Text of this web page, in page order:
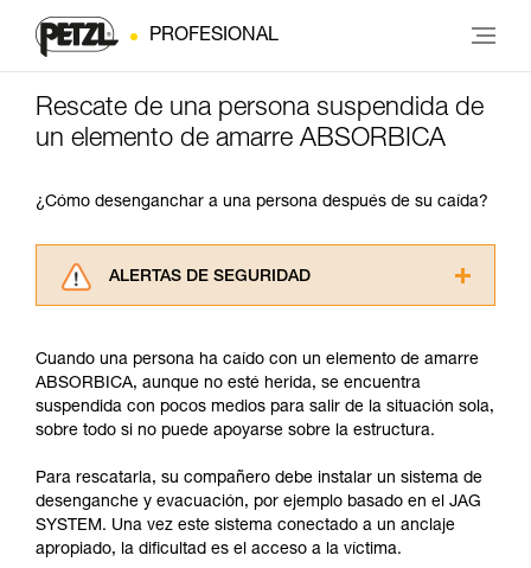
PROFESIONAL
Rescate de una persona suspendida de
un elemento de amarre ABSORBICA
¿Cómo desenganchar a una persona después de su caída?
ALERTAS DE SEGURIDAD
consultarlo. Usted debe comprender la
información de la ficha técnica para poder
comprender este complemento informativo.
Dominar estas técnicas requiere una formación
través de un profesional su capacidad para
ejecutar estas técnicas, solo y con total
seguridad, antes de ejecutarlas de forma
autónoma.
Cuando una persona ha caído con un elemento de amarre
ABSORBICA, aunque no esté herida, se encuentra
suspendida con pocos medios para salir de la situación sola,
sobre todo si no puede apoyarse sobre la estructura.
Para rescatarla, su compañero debe instalar un sistema de
desenganche y evacuación, por ejemplo basado en el JAG
SYSTEM. Una vez este sistema conectado a un anclaje
apropiado, la dificultad es el acceso a la víctima.